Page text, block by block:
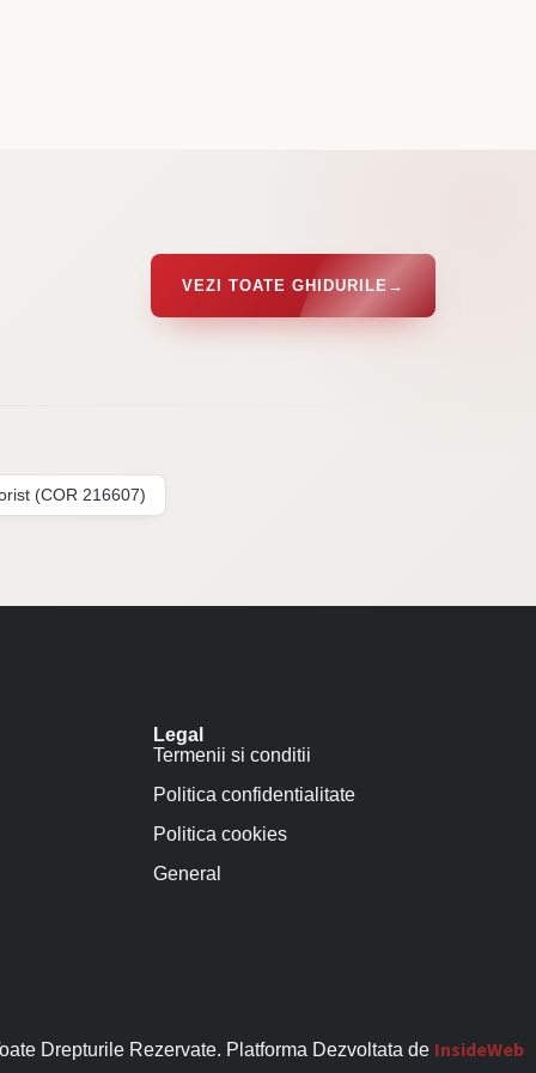
VEZI TOATE GHIDURILE →
(COR 216607)
Legal
Termenii si conditii
Politica confidentialitate
Politica cookies
General
Drepturile Rezervate. Platforma Dezvoltata de InsideWeb